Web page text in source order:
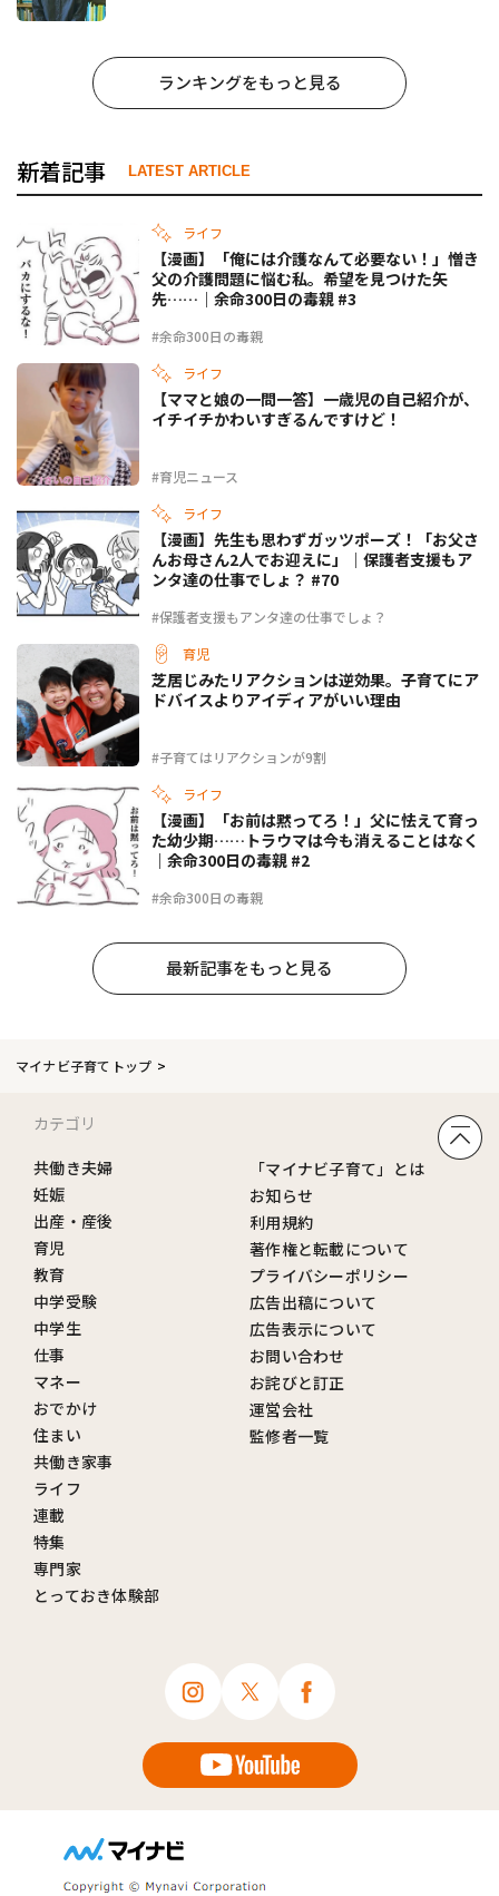
ランキングをもっと見る
新着記事 LATEST ARTICLE
ライフ
#余命300日の毒親
【漫画】「俺には介護なんて必要ない！」憎き
父の介護問題に悩む私。希望を見つけた矢
先……｜余命300日の毒親 #3
ライフ
#育児ニュース
【ママと娘の一問一答】一歳児の自己紹介が、
イチイチかわいすぎるんですけど！
ライフ
#保護者支援もアンタ達の仕事でしょ？
【漫画】先生も思わずガッツポーズ！「お父さ
んお母さん2人でお迎えに」｜保護者支援もア
ンタ達の仕事でしょ？ #70
育児
#子育てはリアクションが9割
芝居じみたリアクションは逆効果。子育てにア
ドバイスよりアイディアがいい理由
ライフ
#余命300日の毒親
【漫画】「お前は黙ってろ！」父に怯えて育っ
た幼少期……トラウマは今も消えることはなく
｜余命300日の毒親 #2
最新記事をもっと見る
マイナビ子育てトップ
カテゴリ
共働き夫婦
妊娠
出産・産後
育児
教育
中学受験
中学生
仕事
マネー
おでかけ
住まい
共働き家事
ライフ
連載
特集
専門家
とっておき体験部
「マイナビ子育て」とは
お知らせ
利用規約
著作権と転載について
プライバシーポリシー
広告出稿について
広告表示について
お問い合わせ
お詫びと訂正
運営会社
監修者一覧